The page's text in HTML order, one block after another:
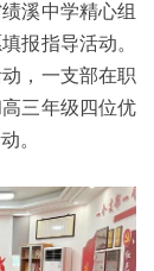
溪中学精心组
报指导活动。
，一支部在职
三年级四位优
。